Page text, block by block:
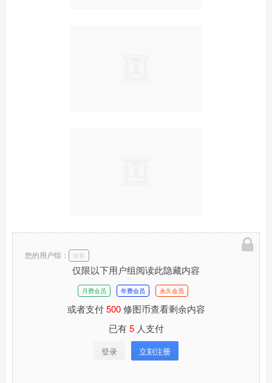
仅限以下用户组阅读此隐藏内容
月费会员 年费会员 永久会员
或者支付500修图币查看剩余内容
已有5人支付
登录 立刻注册
您的用户组： 游客